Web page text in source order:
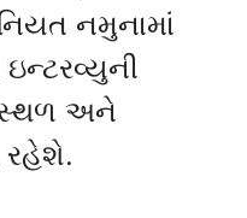
નમુનામાં
સ્થળ અને
રહેશે.